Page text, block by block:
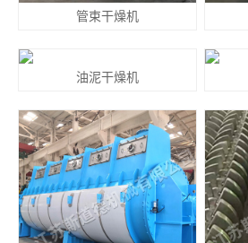
管束干燥机
油泥干燥机